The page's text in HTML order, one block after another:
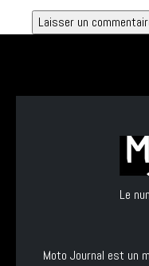
Le
Moto Journal est un